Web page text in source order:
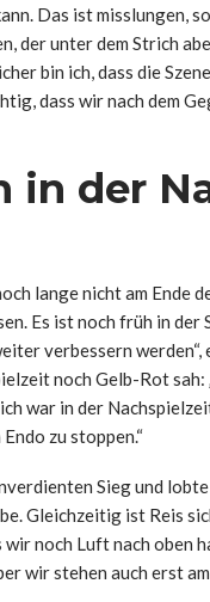
Das ist misslungen,
der unter dem Strich
bin ich, dass die
dass wir nach dem
in der
lange nicht am Ende
Es ist noch früh in der
verbessern
noch Gelb-Rot
war in der
zu stoppen.“
Sieg und
Gleichzeitig ist Reis
noch Luft nach oben
wir stehen auch erst